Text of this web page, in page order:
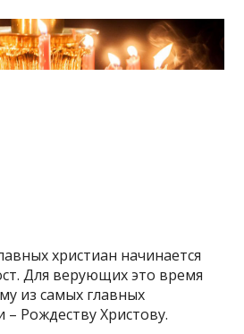
христиан начинается
Для верующих это время
из самых главных
Рождеству Христову.